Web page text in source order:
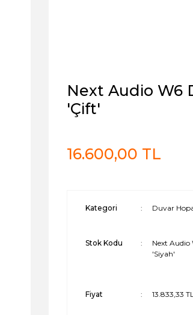
Next Audio W6
'Çift'
16.600,00 TL
Kategori Duvar
Stok Kodu
Next Audio
'Siyah'
Fiyat 13.833,33